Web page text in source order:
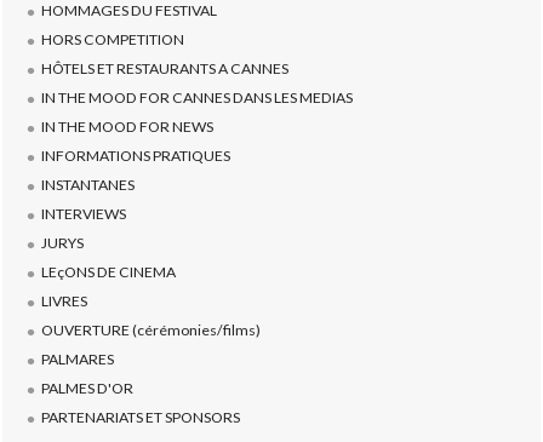
HOMMAGES DU FESTIVAL
HORS COMPETITION
HÔTELS ET RESTAURANTS A CANNES
IN THE MOOD FOR CANNES DANS LES MEDIAS
IN THE MOOD FOR NEWS
INFORMATIONS PRATIQUES
INSTANTANES
INTERVIEWS
JURYS
LEçONS DE CINEMA
LIVRES
OUVERTURE (cérémonies/films)
PALMARES
PALMES D'OR
PARTENARIATS ET SPONSORS